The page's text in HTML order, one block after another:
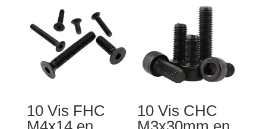
10 Vis FHC
10 Vis CHC